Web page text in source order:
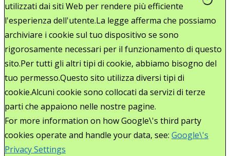
utilizzati dai siti Web per rendere più efficiente
l'esperienza dell'utente.La legge afferma che possiamo
archiviare i cookie sul tuo dispositivo se sono
rigorosamente necessari per il funzionamento di questo
sito.Per tutti gli altri tipi di cookie, abbiamo bisogno del
tuo permesso.Questo sito utilizza diversi tipi di
cookie.Alcuni cookie sono collocati da servizi di terze
parti che appaiono nelle nostre pagine.
For more information on how Google\'s third party
cookies operate and handle your data, see: Google\'s
Privacy Settings